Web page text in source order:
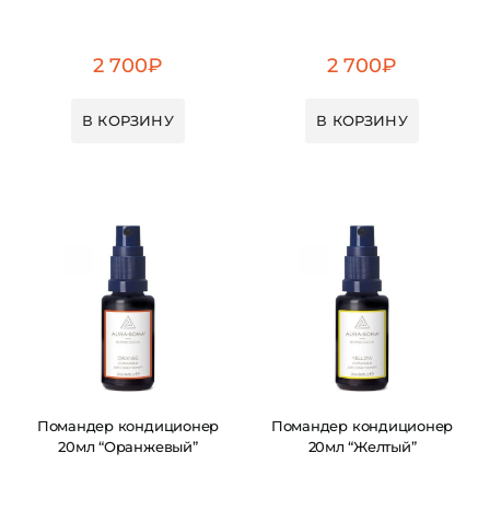
2 700₽
В КОРЗИНУ
2 700₽
В КОРЗИНУ
Помандер кондиционер
20мл “Оранжевый”
Помандер кондиционер
20мл “Желтый”